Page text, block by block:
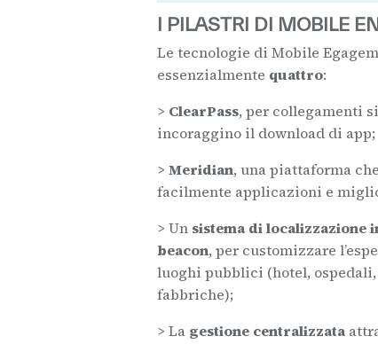
I PILASTRI DI MOBILE
Le tecnologie di Mobile
essenzialmente quattro:
> ClearPass, per collegamenti
incoraggino il download di app;
> Meridian, una piattaforma
facilmente applicazioni e
> Un sistema di localizzazione
beacon, per customizzare
luoghi pubblici (hotel,
fabbriche);
> La gestione centralizzata